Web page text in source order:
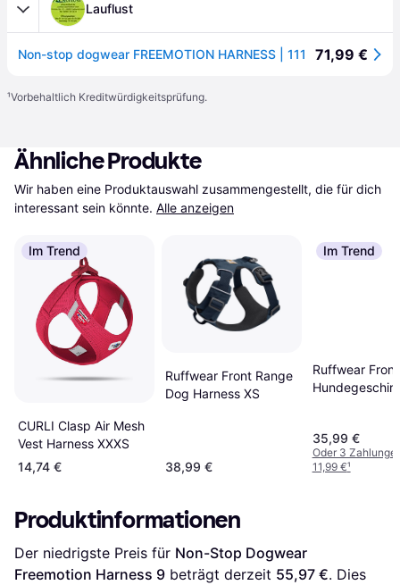
Lauflust
Non-stop dogwear FREEMOTION HARNESS | 111 71,99 €
¹Vorbehaltlich Kreditwürdigkeitsprüfung.
Ähnliche Produkte
Wir haben eine Produktauswahl zusammengestellt, die für dich
interessant sein könnte. Alle anzeigen
Im Trend
CURLI Clasp Air Mesh
Vest Harness XXXS
14,74 €
Ruffwear Front Range
Dog Harness XS
38,99 €
Im Trend
Ruffwear
Hundegeschirr
35,99 €
Oder 3
11,99 €¹
Produktinformationen
Der niedrigste Preis für Non-Stop Dogwear
Freemotion Harness 9 beträgt derzeit 55,97 €. Dies